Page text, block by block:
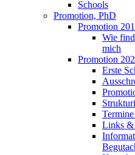
Schools
Promotion, PhD
Promotion
Wie
mich
Promotion
Erste
Links &